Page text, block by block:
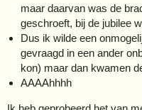
maar daarvan was de
geschroeft, bij de jubilee
Dus ik wilde een
gevraagd in een ander
kon) maar dan kwamen
AAAAhhhh